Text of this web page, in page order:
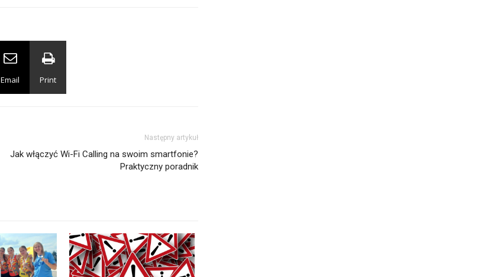
Email Print
Następny artykuł
Jak włączyć Wi-Fi Calling na swoim smartfonie?
Praktyczny poradnik